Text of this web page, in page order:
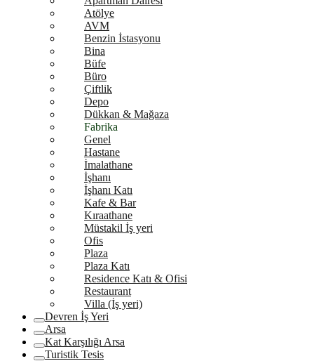
Atölye
AVM
Benzin İstasyonu
Bina
Büfe
Büro
Çiftlik
Depo
Dükkan & Mağaza
Fabrika
Genel
Hastane
İmalathane
İşhanı
İşhanı Katı
Kafe & Bar
Kıraathane
Müstakil İş yeri
Ofis
Plaza
Plaza Katı
Residence Katı & Ofisi
Restaurant
Villa (İş yeri)
Devren İş Yeri
Arsa
Kat Karşılığı Arsa
Turistik Tesis